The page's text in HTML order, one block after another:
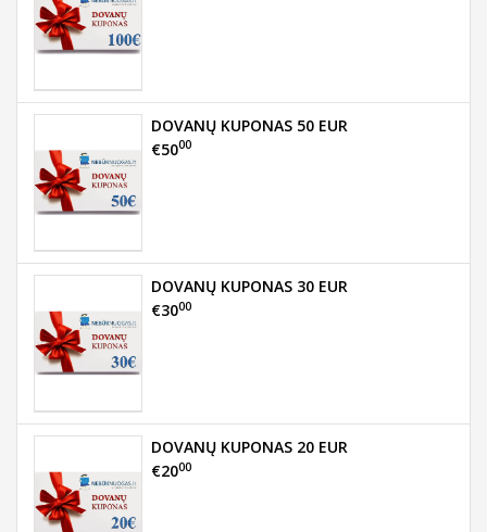
DOVANŲ KUPONAS 50 EUR
€5000
DOVANŲ KUPONAS 30 EUR
€3000
DOVANŲ KUPONAS 20 EUR
€2000